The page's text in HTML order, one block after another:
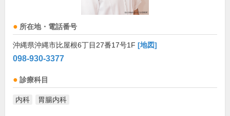
所在地・電話番号
沖縄県沖縄市比屋根6丁目27番17号1F [地図]
098-930-3377
診療科目
内科 胃腸内科